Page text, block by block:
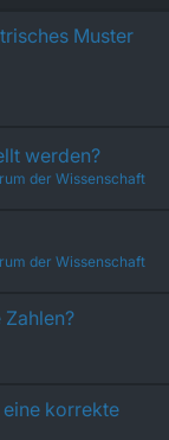
Muster
werden?
der Wissenschaft
der Wissenschaft
eine korrekte